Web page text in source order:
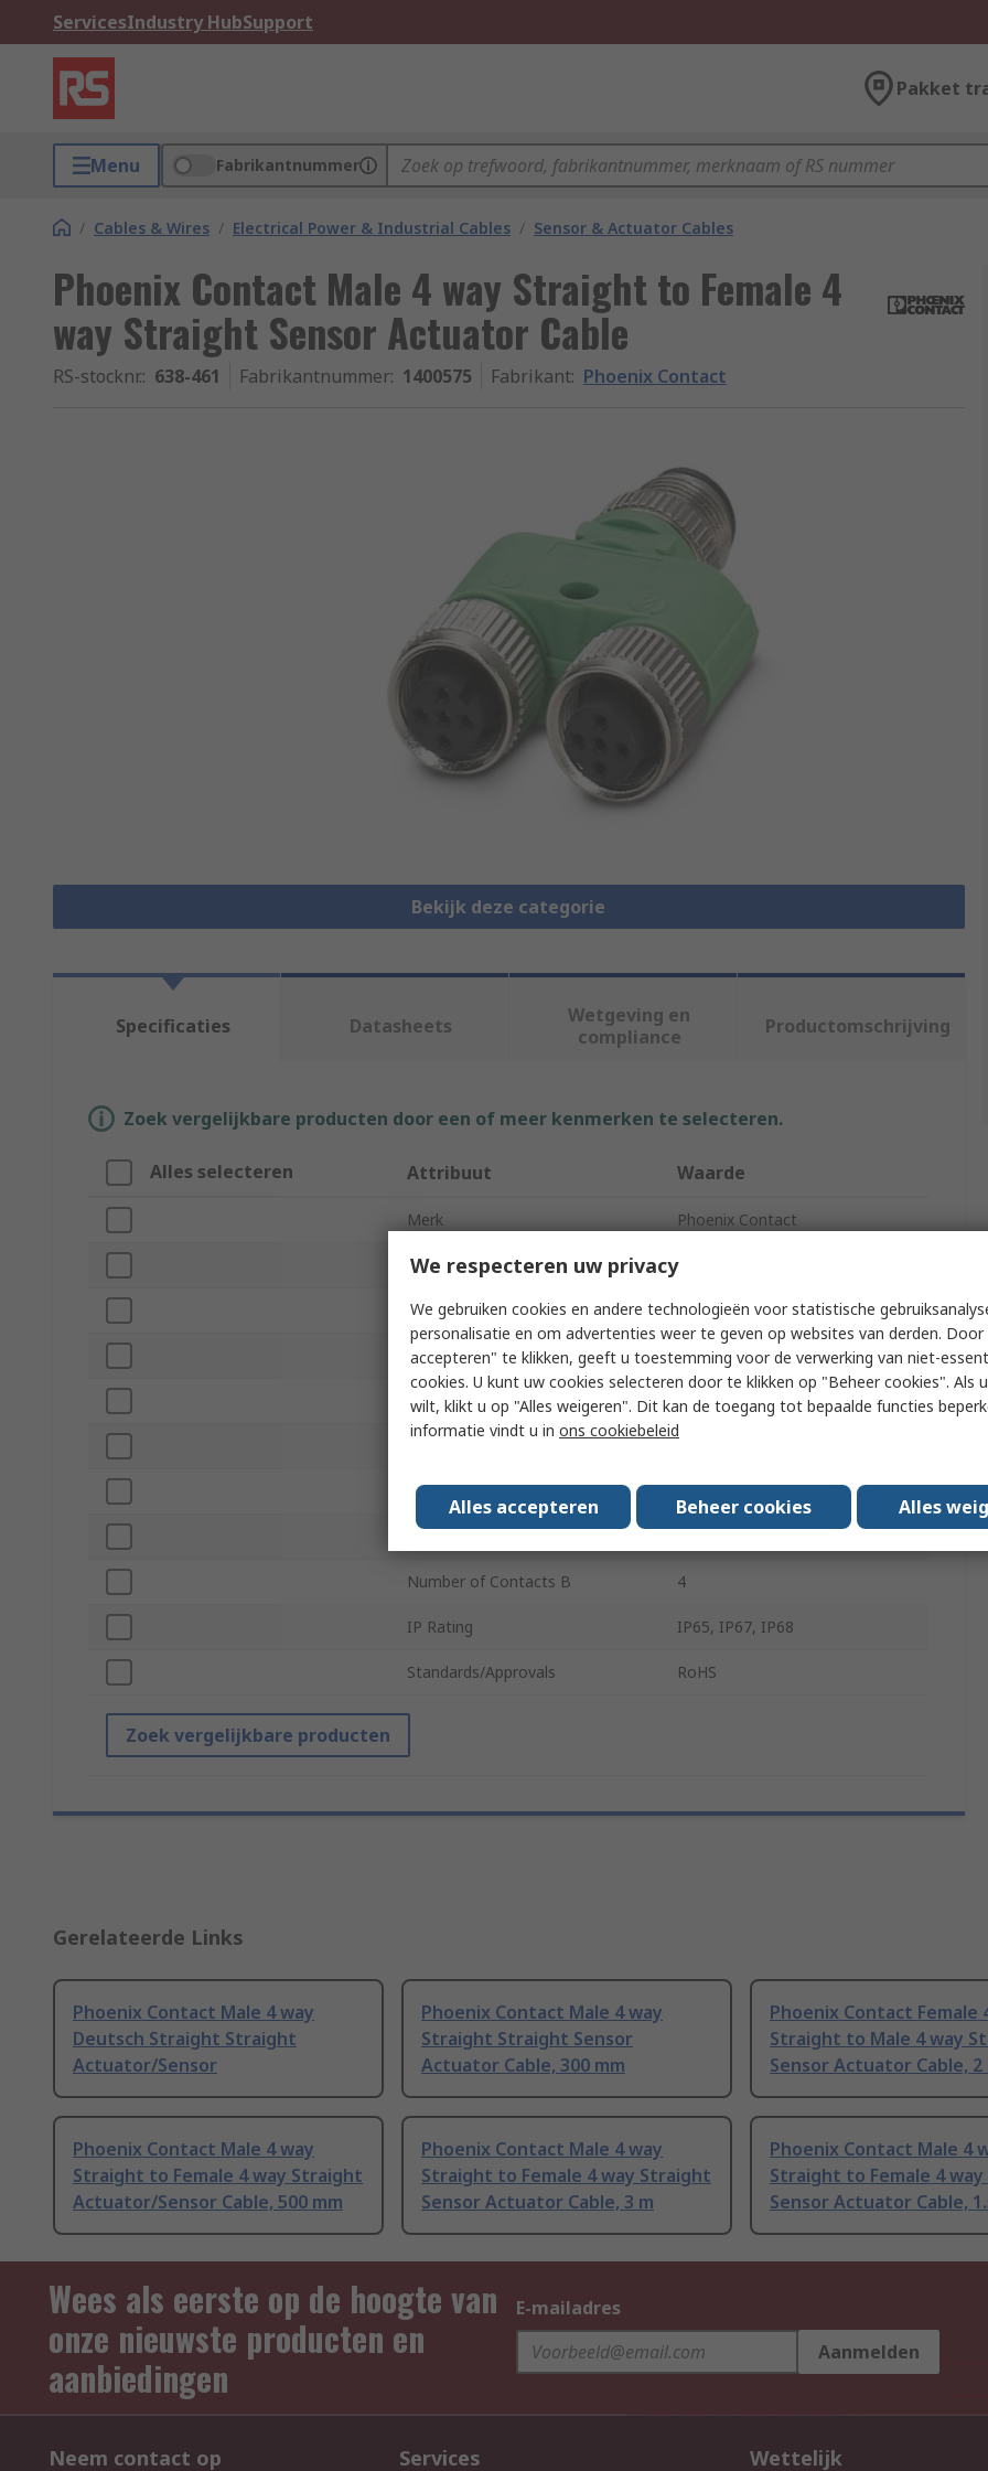
ServicesIndustry HubSupport
Pakket
Menu Fabrikantnummer
/ Cables & Wires / Electrical Power & Industrial Cables / Sensor & Actuator Cables
Phoenix Contact Male 4 way Straight to Female 4
way Straight Sensor Actuator Cable
RS-stocknr.: 638-461 Fabrikantnummer: 1400575 Fabrikant: Phoenix Contact
Bekijk deze categorie
Specificaties Datasheets
Wetgeving en
compliance
Productomschrijving
Zoek vergelijkbare producten door een of meer kenmerken te selecteren.
Alles selecteren Attribuut Waarde
Merk Phoenix Contact
Series SAC
Product Type Sensor Actuator Cable
Connector Gender A Male
Connector Type A Straight
Connector Type B Straight
Number of Contacts B 4
IP Rating IP65, IP67, IP68
Standards/Approvals RoHS
Zoek vergelijkbare producten
Gerelateerde Links
Phoenix Contact Male 4 way
Deutsch Straight Straight
Actuator/Sensor
Phoenix Contact Male 4 way
Straight Straight Sensor
Actuator Cable, 300 mm
Phoenix Contact Female
Straight to Male 4 way
Sensor Actuator Cable, 2
Phoenix Contact Male 4 way
Straight to Female 4 way Straight
Actuator/Sensor Cable, 500 mm
Phoenix Contact Male 4 way
Straight to Female 4 way Straight
Sensor Actuator Cable, 3 m
Phoenix Contact Male 4
Straight to Female 4
Sensor Actuator Cable,
Wees als eerste op de hoogte van
onze nieuwste producten en
aanbiedingen
E-mailadres
Aanmelden
Neem contact op Services Wettelijk
We respecteren uw privacy
We gebruiken cookies en andere technologieën voor statistische
personalisatie en om advertenties weer te geven op websites van derden. Door
accepteren" te klikken, geeft u toestemming voor de verwerking van niet-
cookies. U kunt uw cookies selecteren door te klikken op "Beheer cookies". Als
wilt, klikt u op "Alles weigeren". Dit kan de toegang tot bepaalde functies
informatie vindt u in ons cookiebeleid
Alles accepteren Beheer cookies Alles